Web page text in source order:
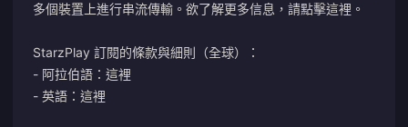
多個裝置上進行串流傳輸。欲了解更多信息，請點擊這裡 。
StarzPlay 訂閱的條款與細則（全球）：
- 阿拉伯語：這裡
- 英語：這裡